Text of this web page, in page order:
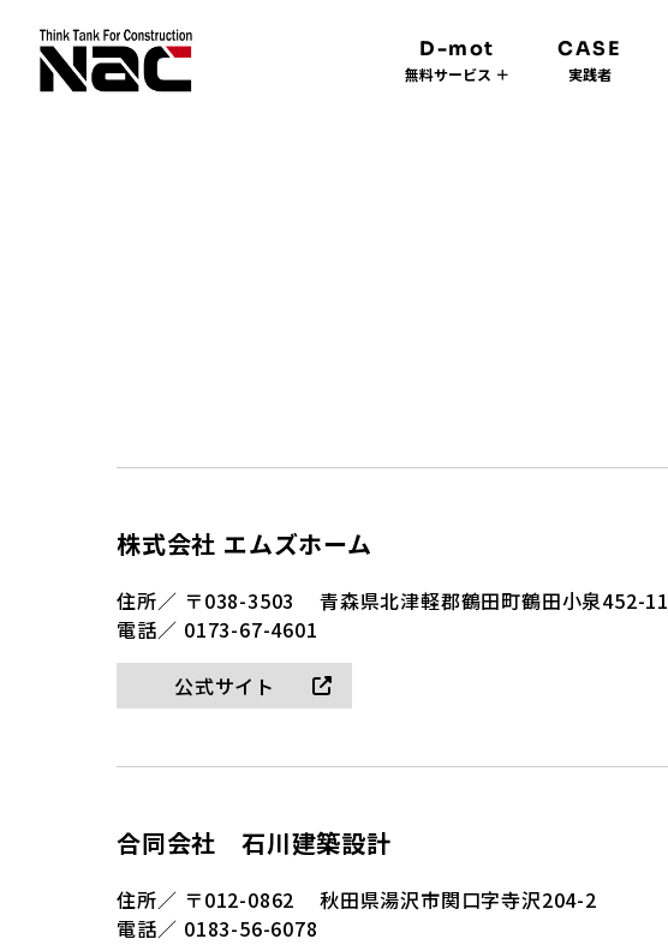
D-mot
無料サービス ＋
CASE
実践者
株式会社 エムズホーム
住所／ 〒038-3503
青森県北津軽郡鶴田町鶴田小泉452-11
電話／ 0173-67-4601
公式サイト
合同会社 石川建築設計
住所／ 〒012-0862
秋田県湯沢市関口字寺沢204-2
電話／ 0183-56-6078